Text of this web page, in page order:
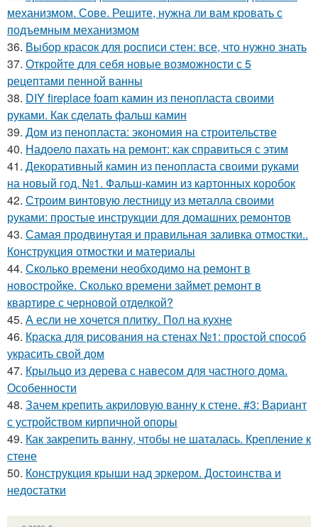
механизмом. Сове. Решите, нужна ли вам кровать с
подъемным механизмом
36. Выбор красок для росписи стен: все, что нужно знать
37. Откройте для себя новые возможности с 5
рецептами пенной ванны
38. DIY fireplace foam камин из пенопласта своими
руками. Как сделать фальш камин
39. Дом из пенопласта: экономия на строительстве
40. Надоело пахать на ремонт: как справиться с этим
41. Декоративный камин из пенопласта своими руками
на новый год. №1. Фальш-камин из картонных коробок
42. Строим винтовую лестницу из металла своими
руками: простые инструкции для домашних ремонтов
43. Самая продвинутая и правильная заливка отмостки..
Конструкция отмостки и материалы
44. Сколько времени необходимо на ремонт в
новостройке. Сколько времени займет ремонт в
квартире с черновой отделкой?
45. А если не хочется плитку. Пол на кухне
46. Краска для рисования на стенах №1: простой способ
украсить свой дом
47. Крыльцо из дерева с навесом для частного дома.
Особенности
48. Зачем крепить акриловую ванну к стене. #3: Вариант
с устройством кирпичной опоры
49. Как закрепить ванну, чтобы не шаталась. Крепление к
стене
50. Конструкция крыши над эркером. Достоинства и
недостатки